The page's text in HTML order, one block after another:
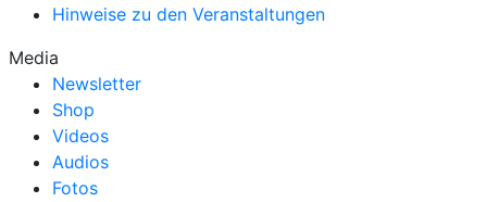
Hinweise zu den Veranstaltungen
Media
Newsletter
Shop
Videos
Audios
Fotos